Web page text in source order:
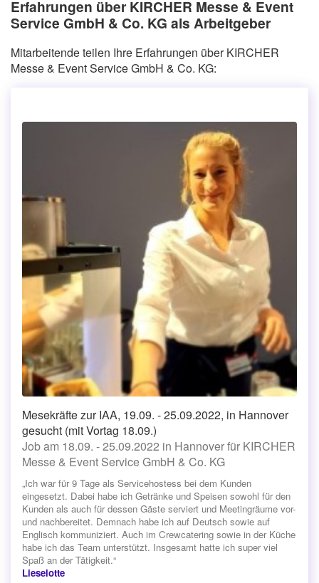
Erfahrungen über KIRCHER Messe & Event
Service GmbH & Co. KG als Arbeitgeber
Mitarbeitende teilen Ihre Erfahrungen über KIRCHER
Messe & Event Service GmbH & Co. KG:
Mesekräfte zur IAA, 19.09. - 25.09.2022, in Hannover
gesucht (mit Vortag 18.09.)
Job am 18.09. - 25.09.2022 in Hannover für KIRCHER
Messe & Event Service GmbH & Co. KG
„Ich war für 9 Tage als Servicehostess bei dem Kunden
eingesetzt. Dabei habe ich Getränke und Speisen sowohl für den
Kunden als auch für dessen Gäste serviert und Meetingräume vor-
und nachbereitet. Demnach habe ich auf Deutsch sowie auf
Englisch kommuniziert. Auch im Crewcatering sowie in der Küche
habe ich das Team unterstützt. Insgesamt hatte ich super viel
Spaß an der Tätigkeit.“
Lieselotte